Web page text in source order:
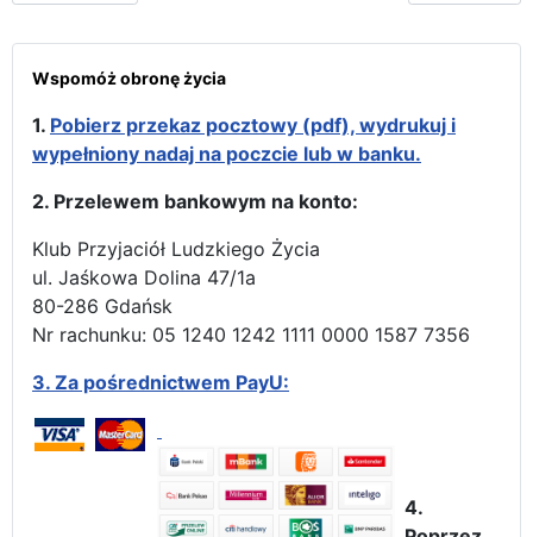
Wspomóż obronę życia
1. Pobierz przekaz pocztowy (pdf), wydrukuj i
wypełniony nadaj na poczcie lub w banku.
2. Przelewem bankowym na konto:
Klub Przyjaciół Ludzkiego Życia
ul. Jaśkowa Dolina 47/1a
80-286 Gdańsk
Nr rachunku: 05 1240 1242 1111 0000 1587 7356
3. Za pośrednictwem PayU:
4.